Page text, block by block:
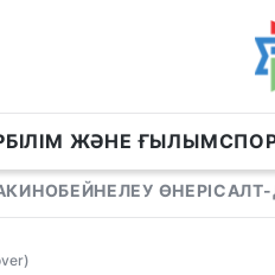
БІЛІМ ЖӘНЕ ҒЫЛЫМ
КИНОБЕЙНЕЛЕУ ӨНЕРІ